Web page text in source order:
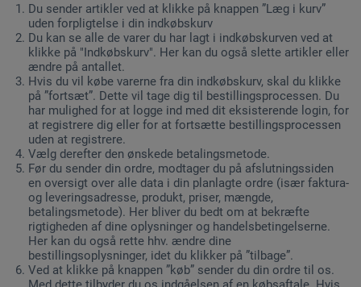
Du sender artikler ved at klikke på knappen ”Læg i kurv”
uden forpligtelse i din indkøbskurv
Du kan se alle de varer du har lagt i indkøbskurven ved at
klikke på "Indkøbskurv". Her kan du også slette artikler eller
ændre på antallet.
Hvis du vil købe varerne fra din indkøbskurv, skal du klikke
på ”fortsæt”. Dette vil tage dig til bestillingsprocessen. Du
har mulighed for at logge ind med dit eksisterende login, for
at registrere dig eller for at fortsætte bestillingsprocessen
uden at registrere.
Vælg derefter den ønskede betalingsmetode.
Før du sender din ordre, modtager du på afslutningssiden
en oversigt over alle data i din planlagte ordre (især faktura-
og leveringsadresse, produkt, priser, mængde,
betalingsmetode). Her bliver du bedt om at bekræfte
rigtigheden af dine oplysninger og handelsbetingelserne.
Her kan du også rette hhv. ændre dine
bestillingsoplysninger, idet du klikker på ”tilbage”.
Ved at klikke på knappen ”køb” sender du din ordre til os.